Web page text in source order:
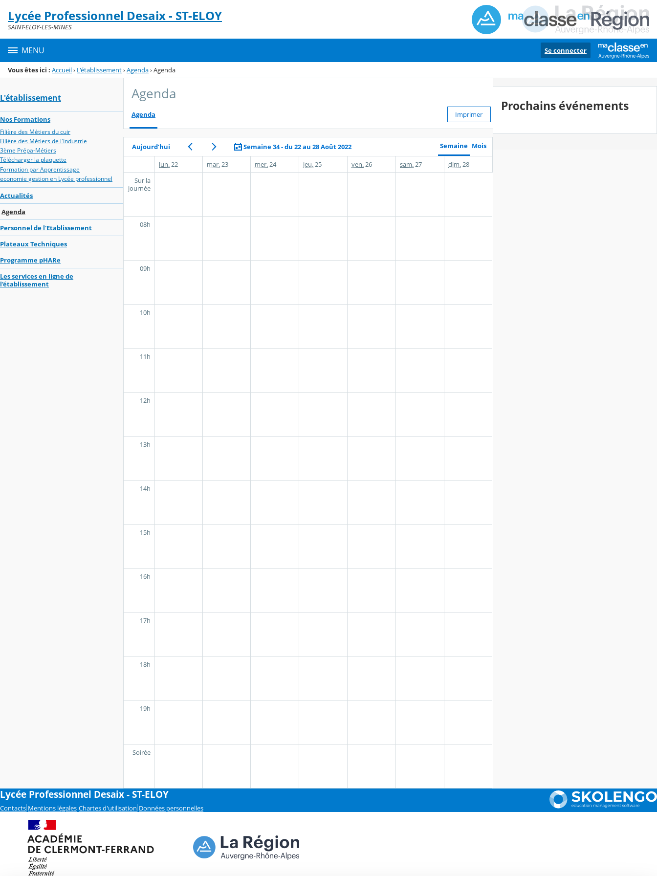
Menu de la rubrique
Contenu
Lycée Professionnel Desaix - ST-ELOY
SAINT-ELOY-LES-MINES
MENU Se connecter
Vous êtes ici : Accueil› L'établissement›Agenda›Agenda
L'établissement
Nos Formations
Filière des Métiers du cuir
Filière des Métiers de l'Industrie
3ème Prépa-Métiers
Télécharger la plaquette
Formation par Apprentissage
economie gestion en Lycée professionnel
Actualités
Agenda
Personnel de l'Etablissement
Plateaux Techniques
Programme pHARe
Les services en ligne de
l'établissement
Agenda
Agenda Imprimer
Aujourd’hui Semaine 34 - du 22 au 28 Août 2022 Semaine Mois
lun. 22 mar. 23 mer. 24 jeu. 25 ven. 26 sam. 27 dim. 28
Sur la
journée
08h
09h
10h
11h
12h
13h
14h
15h
16h
17h
18h
19h
Soirée
Prochains événements
Lycée Professionnel Desaix - ST-ELOY
Contacts Mentions légales Chartes d'utilisation Données personnelles